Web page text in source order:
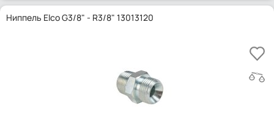
Ниппель Elco G3/8" - R3/8" 13013120